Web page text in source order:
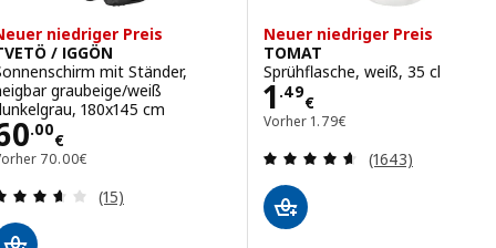
niedriger Preis
/ IGGÖN
mit Ständer,
graubeige/weiß
180x145 cm
.00
€60.00€
70.00€
Vorher 70.00€
Bewertungen: 3.6 von 5 Sternen. Bewertungen
(15)
Neuer niedriger Preis
TOMAT
Sprühflasche, weiß, 35 cl
1 .49
€
Preis 1.49€
Vorher 1.79€
Vorher 1.79€
Bewertungen:
(1643)